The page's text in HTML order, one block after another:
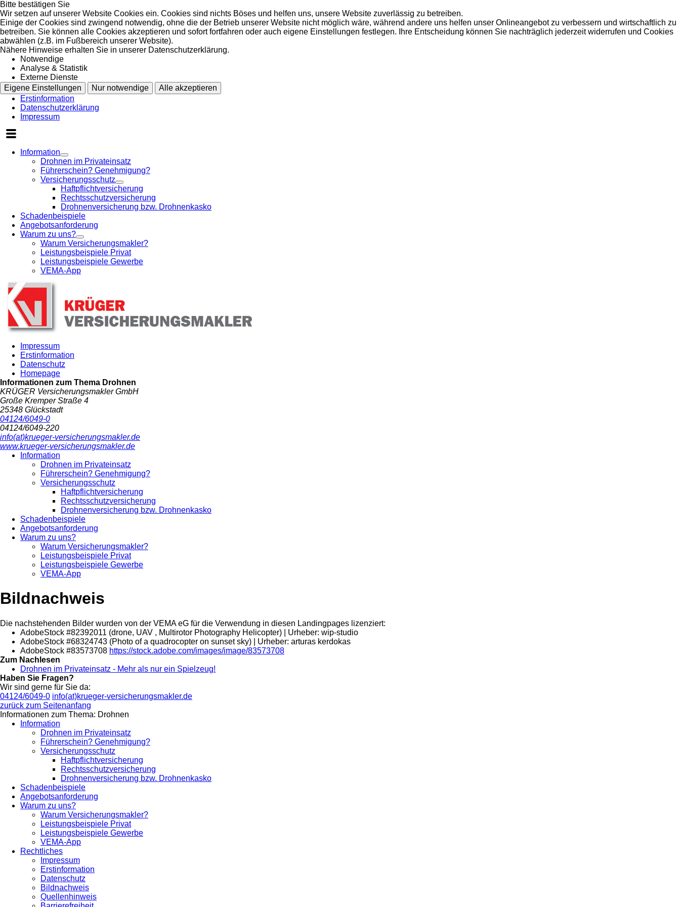
Bitte bestätigen Sie
Wir setzen auf unserer Website Cookies ein. Cookies sind nichts Böses und helfen uns, unsere Website zuverlässig zu betreiben.
Einige der Cookies sind zwingend notwendig, ohne die der Betrieb unserer Website nicht möglich wäre, während andere uns helfen unser Onlineangebot zu verbessern und wirtschaftlich zu
betreiben. Sie können alle Cookies akzeptieren und sofort fortfahren oder auch eigene Einstellungen festlegen. Ihre Entscheidung können Sie nachträglich jederzeit widerrufen und Cookies
abwählen (z.B. im Fußbereich unserer Website).
Nähere Hinweise erhalten Sie in unserer Datenschutzerklärung.
Notwendige
Analyse & Statistik
Externe Dienste
Eigene Einstellungen
Nur notwendige
Alle akzeptieren
Erstinformation
Datenschutzerklärung
Impressum
Information
Drohnen im Privateinsatz
Führerschein? Genehmigung?
Versicherungsschutz
Haftpflichtversicherung
Rechtsschutzversicherung
Drohnenversicherung bzw. Drohnenkasko
Schadenbeispiele
Angebotsanforderung
Warum zu uns?
Warum Versicherungsmakler?
Leistungsbeispiele Privat
Leistungsbeispiele Gewerbe
VEMA-App
Impressum
Erstinformation
Datenschutz
Homepage
Informationen zum Thema Drohnen
KRÜGER Versicherungsmakler GmbH
Große Kremper Straße 4
25348 Glückstadt
04124/6049-0
04124/6049-220
info(at)krueger-versicherungsmakler.de
www.krueger-versicherungsmakler.de
Information
Drohnen im Privateinsatz
Führerschein? Genehmigung?
Versicherungsschutz
Haftpflichtversicherung
Rechtsschutzversicherung
Drohnenversicherung bzw. Drohnenkasko
Schadenbeispiele
Angebotsanforderung
Warum zu uns?
Warum Versicherungsmakler?
Leistungsbeispiele Privat
Leistungsbeispiele Gewerbe
VEMA-App
Bildnachweis
Die nachstehenden Bilder wurden von der VEMA eG für die Verwendung in diesen Landingpages lizenziert:
AdobeStock #82392011 (drone, UAV , Multirotor Photography Helicopter) | Urheber: wip-studio
AdobeStock #68324743 (Photo of a quadrocopter on sunset sky) | Urheber: arturas kerdokas
AdobeStock #83573708 https://stock.adobe.com/images/image/83573708
Zum Nachlesen
Drohnen im Privateinsatz - Mehr als nur ein Spielzeug!
Haben Sie Fragen?
Wir sind gerne für Sie da:
04124/6049-0 info(at)krueger-versicherungsmakler.de
zurück zum Seitenanfang
Informationen zum Thema: Drohnen
Information
Drohnen im Privateinsatz
Führerschein? Genehmigung?
Versicherungsschutz
Haftpflichtversicherung
Rechtsschutzversicherung
Drohnenversicherung bzw. Drohnenkasko
Schadenbeispiele
Angebotsanforderung
Warum zu uns?
Warum Versicherungsmakler?
Leistungsbeispiele Privat
Leistungsbeispiele Gewerbe
VEMA-App
Rechtliches
Impressum
Erstinformation
Datenschutz
Bildnachweis
Quellenhinweis